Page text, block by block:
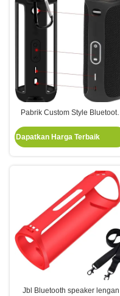
Pabrik Custom Style
Pelindung Shell All-Round
Pelindung Anti-Benturan
Dapatkan Harga Terbaik
Jbl Bluetooth speaker lengan